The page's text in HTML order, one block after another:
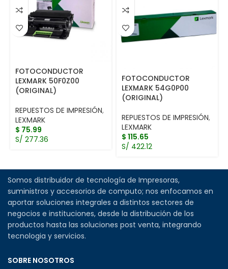
FOTOCONDUCTOR
LEXMARK 50F0Z00
(ORIGINAL)
REPUESTOS DE IMPRESIÓN,
LEXMARK
$ 75.99
S/ 277.36
FOTOCONDUCTOR
LEXMARK 54G0P00
(ORIGINAL)
REPUESTOS DE IMPRESIÓN,
LEXMARK
$ 115.65
S/ 422.12
Somos distribuidor de tecnología de Impresoras,
suministros y accesorios de computo; nos enfocamos en
aportar soluciones integrales a distintos sectores de
negocios e instituciones, desde la distribución de los
productos hasta las soluciones post venta, integrando
tecnologia y servicios.
SOBRE NOSOTROS